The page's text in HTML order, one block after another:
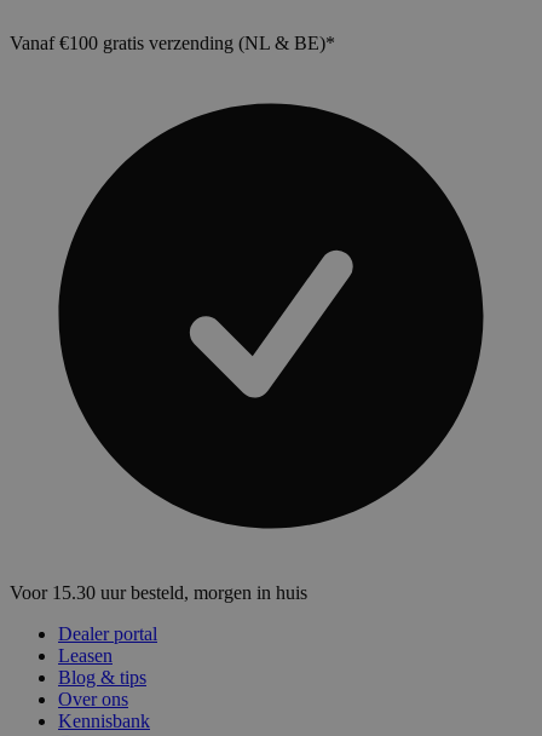
Vanaf €100 gratis verzending (NL & BE)*
Voor 15.30 uur besteld, morgen in huis
Dealer portal
Leasen
Blog & tips
Over ons
Kennisbank